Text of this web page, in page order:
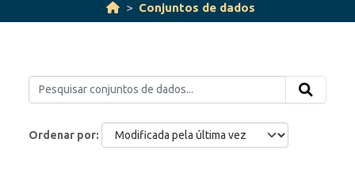
Conjuntos de dados
Ordenar por